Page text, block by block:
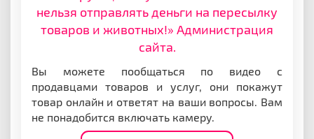
нельзя отправлять деньги на пересылку
товаров и животных!» Администрация
сайта.
Вы можете пообщаться по видео с
продавцами товаров и услуг, они покажут
товар онлайн и ответят на ваши вопросы. Вам
не понадобится включать камеру.